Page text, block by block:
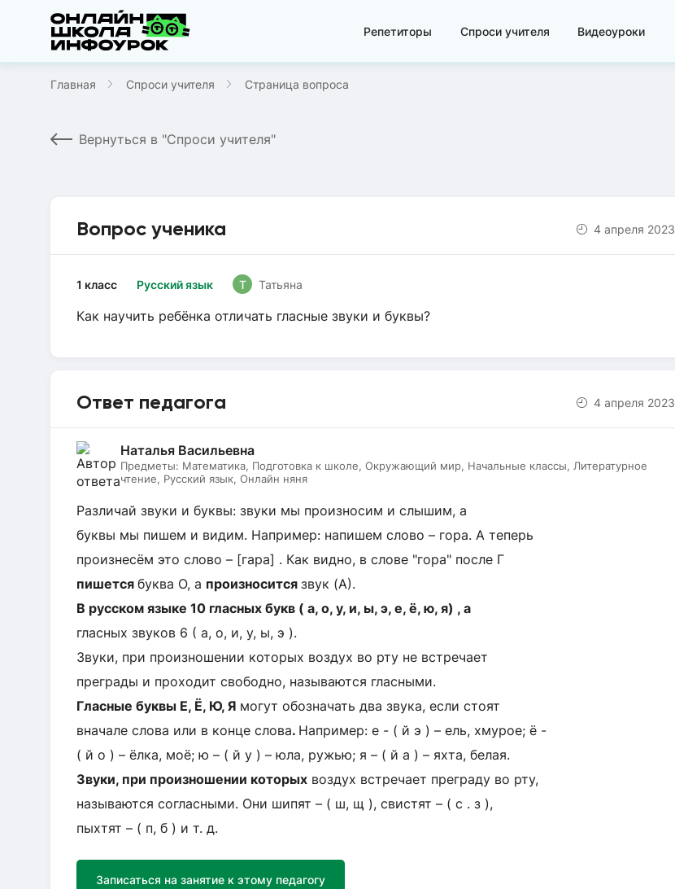
Репетиторы Спроси учителя Видеоуроки
Главная Спроси учителя Страница вопроса
Вернуться в "Спроси учителя"
Вопрос ученика 4 апреля 2023
Русский язык
1 класс Т Татьяна
Как научить ребёнка отличать гласные звуки и буквы?
Ответ педагога 4 апреля 2023
Наталья Васильевна
Предметы: Математика, Подготовка к школе, Окружающий мир, Начальные классы, Литературное
чтение, Русский язык, Онлайн няня
Различай звуки и буквы: звуки мы произносим и слышим, а
буквы мы пишем и видим. Например: напишем слово – гора. А теперь
произнесём это слово – [гара] . Как видно, в слове "гора" после Г
пишется буква О, а произносится звук (А).
В русском языке 10 гласных букв ( а, о, у, и, ы, э, е, ё, ю, я) , а
гласных звуков 6 ( а, о, и, у, ы, э ).
Звуки, при произношении которых воздух во рту не встречает
преграды и проходит свободно, называются гласными.
Гласные буквы Е, Ё, Ю, Я могут обозначать два звука, если стоят
вначале слова или в конце слова. Например: е - ( й э ) – ель, хмурое; ё -
( й о ) – ёлка, моё; ю – ( й у ) – юла, ружью; я – ( й а ) – яхта, белая.
Звуки, при произношении которых воздух встречает преграду во рту,
называются согласными. Они шипят – ( ш, щ ), свистят – ( с . з ),
пыхтят – ( п, б ) и т. д.
Записаться на занятие к этому педагогу